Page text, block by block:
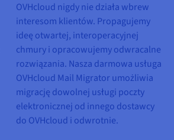
OVHcloud nigdy nie działa wbrew
interesom klientów. Propagujemy
ideę otwartej, interoperacyjnej
chmury i opracowujemy odwracalne
rozwiązania. Nasza darmowa usługa
OVHcloud Mail Migrator umożliwia
migrację dowolnej usługi poczty
elektronicznej od innego dostawcy
do OVHcloud i odwrotnie.